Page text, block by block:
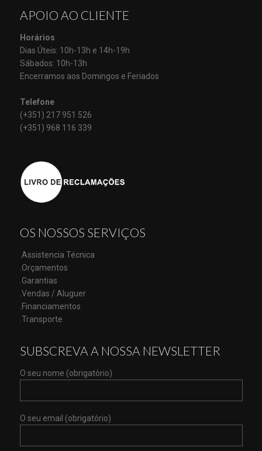
APOIO AO CLIENTE
Horários
Dias Úteis: 10h-13h e 14h-19h
Sábados: 10h-13h
Encerramos aos Domingos e Feriados
Telefone
(+351) 217 951 526
(+351) 968 116 339
OS NOSSOS SERVIÇOS
.Assistencia Técnica
.Orçamentos
.Garantias
.Vendas / Aluguer
.Financiamentos
.Transporte
SUBSCREVA A NOSSA NEWSLETTER
O seu nome (obrigatório)
O seu email (obrigatório)